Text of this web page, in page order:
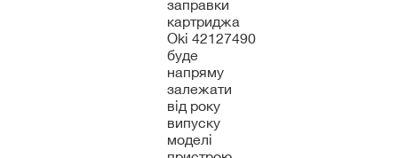
заправки
картриджа
Oki 42127490
буде
напряму
залежати
від року
випуску
моделі